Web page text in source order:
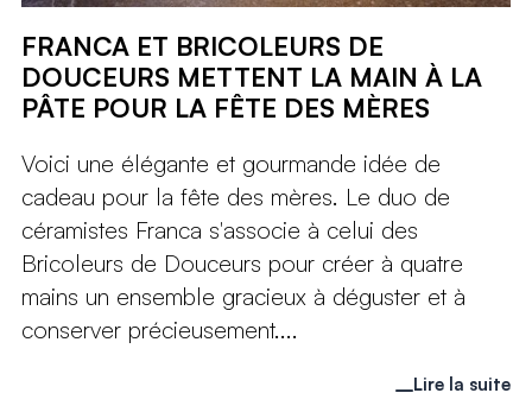
FRANCA ET BRICOLEURS DE
DOUCEURS METTENT LA MAIN À LA
PÂTE POUR LA FÊTE DES MÈRES
Voici une élégante et gourmande idée de
cadeau pour la fête des mères. Le duo de
céramistes Franca s'associe à celui des
Bricoleurs de Douceurs pour créer à quatre
mains un ensemble gracieux à déguster et à
conserver précieusement....
Lire la suite